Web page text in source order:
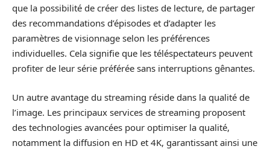
que la possibilité de créer des listes de lecture, de partager
des recommandations d’épisodes et d’adapter les
paramètres de visionnage selon les préférences
individuelles. Cela signifie que les téléspectateurs peuvent
profiter de leur série préférée sans interruptions gênantes.
Un autre avantage du streaming réside dans la qualité de
l’image. Les principaux services de streaming proposent
des technologies avancées pour optimiser la qualité,
notamment la diffusion en HD et 4K, garantissant ainsi une